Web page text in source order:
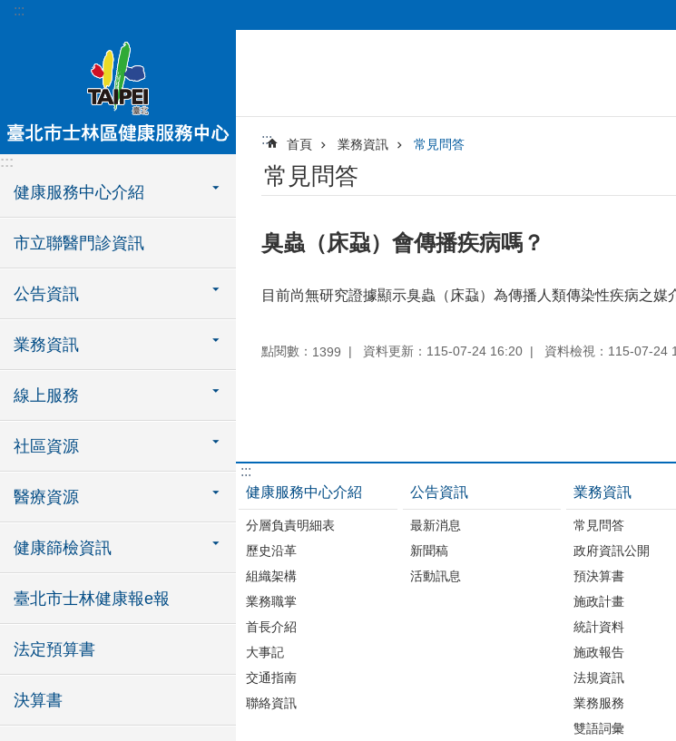
跳到主要內容區塊
:::
:::
健康服務中心介紹
市立聯醫門診資訊
公告資訊
業務資訊
線上服務
社區資源
醫療資源
健康篩檢資訊
臺北市士林健康報e報
法定預算書
決算書
::: 首頁 業務資訊 常見問答
常見問答
臭蟲（床蝨）會傳播疾病嗎？
目前尚無研究證據顯示臭蟲（床蝨）為傳播人類傳染性疾病之媒
點閱數： 1399 資料更新：115-07-24 16:20 資料檢視：115-07-24
:::
健康服務中心介紹
分層負責明細表
歷史沿革
組織架構
業務職掌
首長介紹
大事記
交通指南
聯絡資訊
公告資訊
最新消息
新聞稿
活動訊息
業務資訊
常見問答
政府資訊公開
預決算書
施政計畫
統計資料
施政報告
法規資訊
業務服務
雙語詞彙